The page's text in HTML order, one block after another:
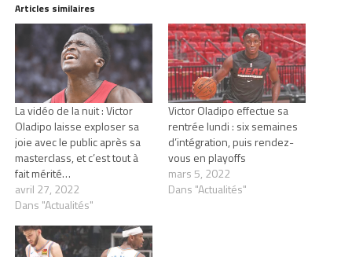
Articles similaires
La vidéo de la nuit : Victor
Oladipo laisse exploser sa
joie avec le public après sa
masterclass, et c’est tout à
fait mérité…
avril 27, 2022
Dans "Actualités"
Victor Oladipo effectue sa
rentrée lundi : six semaines
d’intégration, puis rendez-
vous en playoffs
mars 5, 2022
Dans "Actualités"